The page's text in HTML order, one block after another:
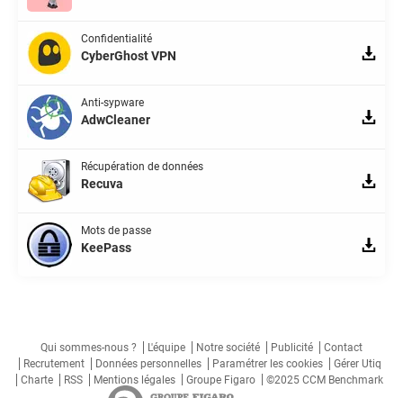
Confidentialité
CyberGhost VPN
Anti-sypware
AdwCleaner
Récupération de données
Recuva
Mots de passe
KeePass
Qui sommes-nous ? L'équipe Notre société Publicité
Contact
Recrutement
Données personnelles Paramétrer les cookies
Gérer Utiq
Charte
RSS Mentions légales Groupe Figaro ©2025 CCM Benchmark